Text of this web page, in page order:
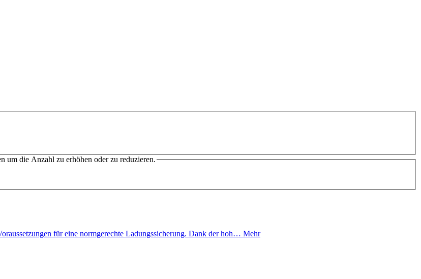
um die Anzahl zu erhöhen oder zu reduzieren.
für eine normgerechte Ladungssicherung. Dank der hoh… Mehr